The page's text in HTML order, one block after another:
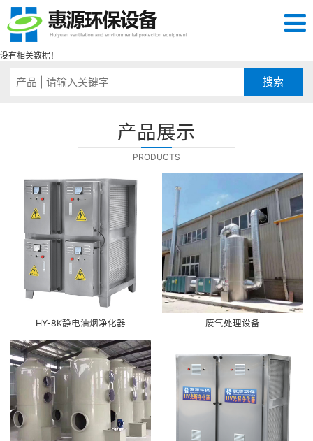
没有相关数据！
产品展示
PRODUCTS
HY-8K静电油烟净化器 废气处理设备